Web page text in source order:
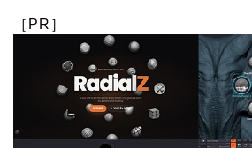
［PR］